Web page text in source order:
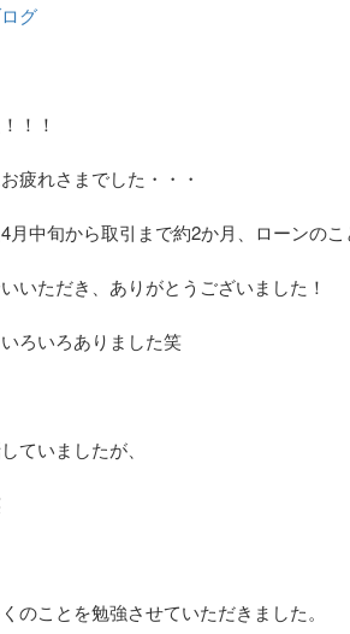
グ
！！
疲れさまでした・・・
月中旬から取引まで約2か月、ローンの
いただき、ありがとうございました！
ろいろありました笑
ていましたが、
のことを勉強させていただきました。